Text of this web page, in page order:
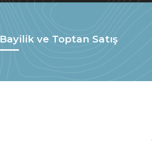
Bayilik ve Toptan Satış